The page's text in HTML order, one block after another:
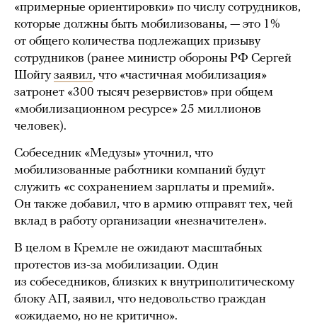
«примерные ориентировки» по числу сотрудников,
которые должны быть мобилизованы, — это 1%
от общего количества подлежащих призыву
сотрудников (ранее министр обороны РФ Сергей
Шойгузаявил, что «частичная мобилизация»
затронет «300 тысяч резервистов» при общем
«мобилизационном ресурсе» 25 миллионов
человек).
Собеседник «Медузы» уточнил, что
мобилизованные работники компаний будут
служить «с сохранением зарплаты и премий».
Он также добавил, что в армию отправят тех, чей
вклад в работу организации «незначителен».
В целом в Кремле не ожидают масштабных
протестов из-за мобилизации. Один
из собеседников, близких к внутриполитическому
блоку АП, заявил, что недовольство граждан
«ожидаемо, но не критично».